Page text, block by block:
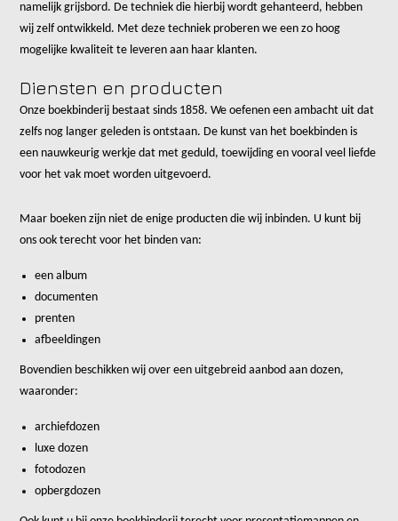
namelijk grijsbord. De techniek die hierbij wordt gehanteerd, hebben
wij zelf ontwikkeld. Met deze techniek proberen we een zo hoog
mogelijke kwaliteit te leveren aan haar klanten.
Diensten en producten
Onze boekbinderij bestaat sinds 1858. We oefenen een ambacht uit dat
zelfs nog langer geleden is ontstaan. De kunst van het boekbinden is
een nauwkeurig werkje dat met geduld, toewijding en vooral veel liefde
voor het vak moet worden uitgevoerd.
Maar boeken zijn niet de enige producten die wij inbinden. U kunt bij
ons ook terecht voor het binden van:
een album
documenten
prenten
afbeeldingen
Bovendien beschikken wij over een uitgebreid aanbod aan dozen,
waaronder:
archiefdozen
luxe dozen
fotodozen
opbergdozen